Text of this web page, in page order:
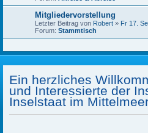
Mitgliedervorstellung
Letzter Beitrag von Robert » Fr 17.
Forum: Stammtisch
Ein herzliches
und Interessierte der
Inselstaat im